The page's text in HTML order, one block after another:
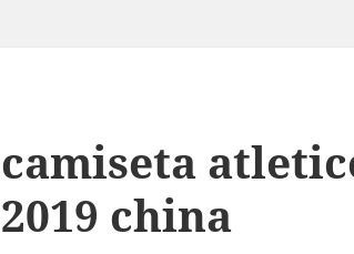
camiseta
2019 china